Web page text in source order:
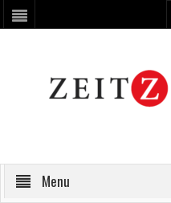
Menu